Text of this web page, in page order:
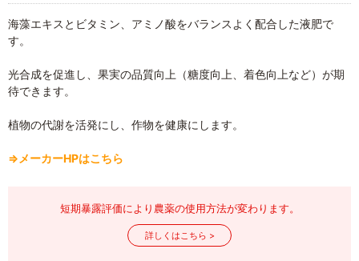
海藻エキスとビタミン、アミノ酸をバランスよく配合した液肥で
す。
光合成を促進し、果実の品質向上（糖度向上、着色向上など）が期
待できます。
植物の代謝を活発にし、作物を健康にします。
⇒メーカーHPはこちら
短期暴露評価により農薬の使用方法が変わります。
詳しくはこちら >